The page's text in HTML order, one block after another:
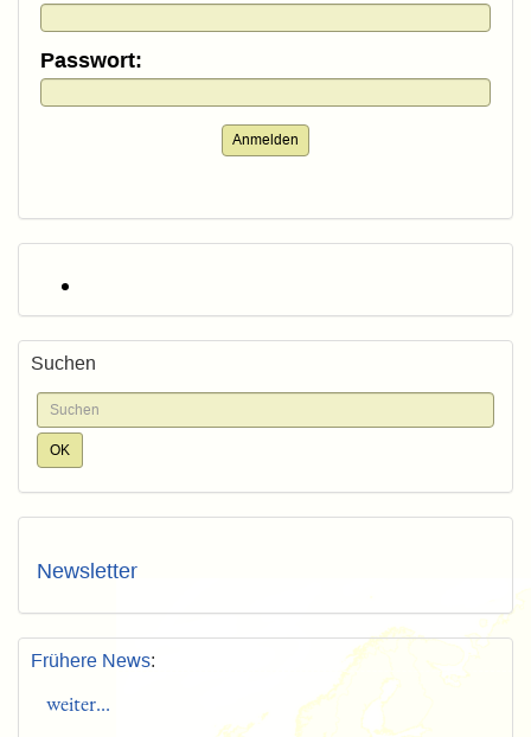
Passwort:
Anmelden
Suchen
Newsletter
Frühere News:
weiter...